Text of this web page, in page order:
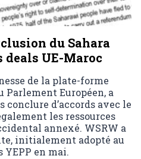
du Sahara
deals UE-Maroc
de la plate-forme
Parlement Européen, a
conclure d’accords avec le
les ressources
annexé. WSRW a
initialement adopté au
YEPP en mai.